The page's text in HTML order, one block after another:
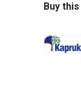
Buy